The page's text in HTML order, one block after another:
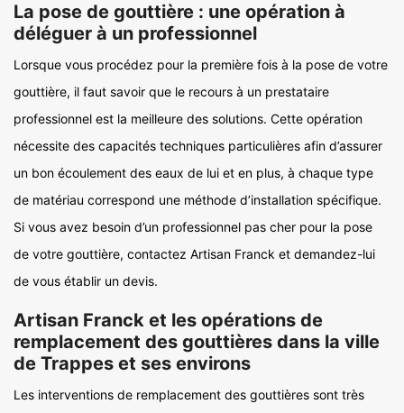
La pose de gouttière : une opération à
déléguer à un professionnel
Lorsque vous procédez pour la première fois à la pose de votre
gouttière, il faut savoir que le recours à un prestataire
professionnel est la meilleure des solutions. Cette opération
nécessite des capacités techniques particulières afin d’assurer
un bon écoulement des eaux de lui et en plus, à chaque type
de matériau correspond une méthode d’installation spécifique.
Si vous avez besoin d’un professionnel pas cher pour la pose
de votre gouttière, contactez Artisan Franck et demandez-lui
de vous établir un devis.
Artisan Franck et les opérations de
remplacement des gouttières dans la ville
de Trappes et ses environs
Les interventions de remplacement des gouttières sont très